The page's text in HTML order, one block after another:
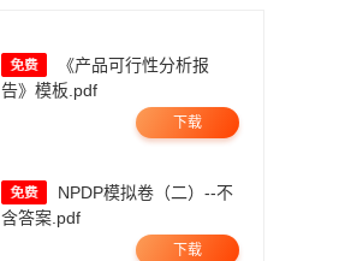
告》模板.pdf
下载
含答案.pdf
下载